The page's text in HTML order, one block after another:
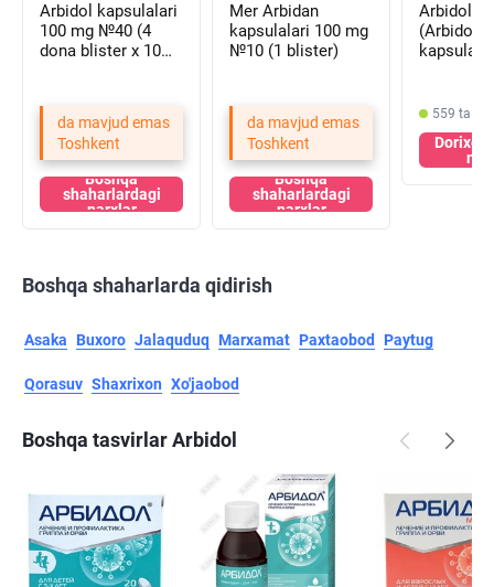
Arbidol kapsulalari
100 mg №40 (4
dona blister х 10
da mavjud emas
Toshkent
Boshqa
shaharlardagi
narxlar
Mer Arbidan
kapsulalari 100 mg
№10 (1 blister)
da mavjud emas
Toshkent
Boshqa
shaharlardagi
narxlar
Arbidol
(Arbidol
559 ta
Boshqa shaharlarda qidirish
Asaka Buxoro Jalaquduq Marxamat Paxtaobod Paytug
Qorasuv Shaxrixon Xo'jaobod
Boshqa tasvirlar Arbidol